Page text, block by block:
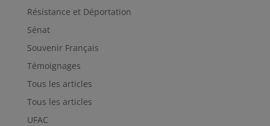
Résistance et Déportation
Sénat
Souvenir Français
Témoignages
Tous les articles
Tous les articles
UFAC